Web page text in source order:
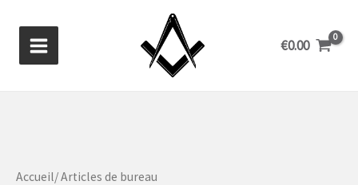
contenu
€0.00
Accueil/ Articles de bureau